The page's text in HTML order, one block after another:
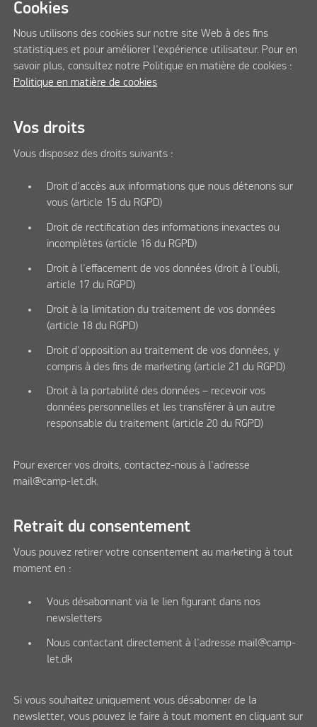
Cookies
Nous utilisons des cookies sur notre site Web à des fins
statistiques et pour améliorer l'expérience utilisateur. Pour en
savoir plus, consultez notre Politique en matière de cookies :
Politique en matière de cookies
Vos droits
Vous disposez des droits suivants :
Droit d'accès aux informations que nous détenons sur
vous (article 15 du RGPD)
Droit de rectification des informations inexactes ou
incomplètes (article 16 du RGPD)
Droit à l'effacement de vos données (droit à l'oubli,
article 17 du RGPD)
Droit à la limitation du traitement de vos données
(article 18 du RGPD)
Droit d'opposition au traitement de vos données, y
compris à des fins de marketing (article 21 du RGPD)
Droit à la portabilité des données – recevoir vos
données personnelles et les transférer à un autre
responsable du traitement (article 20 du RGPD)
Pour exercer vos droits, contactez-nous à l'adresse
mail@camp-let.dk.
Retrait du consentement
Vous pouvez retirer votre consentement au marketing à tout
moment en :
Vous désabonnant via le lien figurant dans nos
newsletters
Nous contactant directement à l'adresse mail@camp-
let.dk
Si vous souhaitez uniquement vous désabonner de la
newsletter, vous pouvez le faire à tout moment en cliquant sur